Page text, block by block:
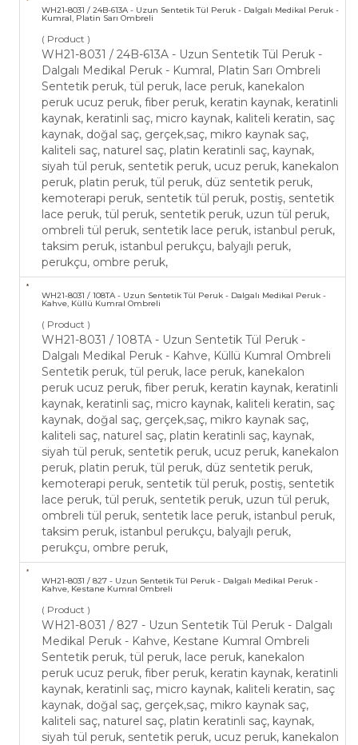
WH21-​8031 / 24B-613A - Uzun Sentetik Tül Peruk - ​Dalgalı Medikal Peruk -
Kumral, Platin Sarı Ombreli
( Product )
WH21-​8031 / 24B-613A - Uzun Sentetik Tül Peruk - ​
Dalgalı Medikal Peruk - Kumral, Platin Sarı Ombreli
Sentetik peruk, tül peruk, lace peruk, kanekalon
peruk ucuz peruk, fiber peruk, keratin kaynak, keratinli
kaynak, keratinli saç, micro kaynak, kaliteli keratin, saç
kaynak, doğal saç, gerçek,saç, mikro kaynak saç,
kaliteli saç, naturel saç, platin keratinli saç, kaynak,
siyah tül peruk, sentetik peruk, ucuz peruk, kanekalon
peruk, platin peruk, tül peruk, düz sentetik peruk,
kemoterapi peruk, sentetik tül peruk, postiş, sentetik
lace peruk, tül peruk, sentetik peruk, uzun tül peruk,
ombreli tül peruk, sentetik lace peruk, istanbul peruk,
taksim peruk, istanbul perukçu, balyajlı peruk,
perukçu, ombre peruk,
WH21-​8031 / 108TA - Uzun Sentetik Tül Peruk - ​Dalgalı Medikal Peruk -
Kahve, Küllü Kumral Ombreli
( Product )
WH21-​8031 / 108TA - Uzun Sentetik Tül Peruk - ​
Dalgalı Medikal Peruk - Kahve, Küllü Kumral Ombreli
Sentetik peruk, tül peruk, lace peruk, kanekalon
peruk ucuz peruk, fiber peruk, keratin kaynak, keratinli
kaynak, keratinli saç, micro kaynak, kaliteli keratin, saç
kaynak, doğal saç, gerçek,saç, mikro kaynak saç,
kaliteli saç, naturel saç, platin keratinli saç, kaynak,
siyah tül peruk, sentetik peruk, ucuz peruk, kanekalon
peruk, platin peruk, tül peruk, düz sentetik peruk,
kemoterapi peruk, sentetik tül peruk, postiş, sentetik
lace peruk, tül peruk, sentetik peruk, uzun tül peruk,
ombreli tül peruk, sentetik lace peruk, istanbul peruk,
taksim peruk, istanbul perukçu, balyajlı peruk,
perukçu, ombre peruk,
WH21-​8031 / 827 - Uzun Sentetik Tül Peruk - ​Dalgalı Medikal Peruk -
Kahve, Kestane Kumral Ombreli
( Product )
WH21-​8031 / 827 - Uzun Sentetik Tül Peruk - ​Dalgalı
Medikal Peruk - Kahve, Kestane Kumral Ombreli
Sentetik peruk, tül peruk, lace peruk, kanekalon
peruk ucuz peruk, fiber peruk, keratin kaynak, keratinli
kaynak, keratinli saç, micro kaynak, kaliteli keratin, saç
kaynak, doğal saç, gerçek,saç, mikro kaynak saç,
kaliteli saç, naturel saç, platin keratinli saç, kaynak,
siyah tül peruk, sentetik peruk, ucuz peruk, kanekalon